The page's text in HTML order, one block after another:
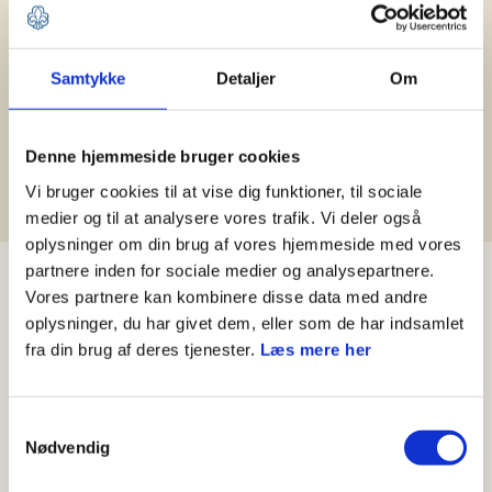
Samtykke Detaljer Om
Denne hjemmeside bruger cookies
Vi bruger cookies til at vise dig funktioner, til sociale
medier og til at analysere vores trafik. Vi deler også
oplysninger om din brug af vores hjemmeside med vores
partnere inden for sociale medier og analysepartnere.
Vores partnere kan kombinere disse data med andre
oplysninger, du har givet dem, eller som de har indsamlet
fra din brug af deres tjenester. Læs mere her
Nødvendig
Hjælp til Medlemsservice
Medlemshåndtering
Nyheder